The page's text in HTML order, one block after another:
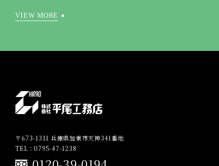
VIEW MORE
〒673-1311 兵庫県加東市天神341番地
TEL：0795-47-1238